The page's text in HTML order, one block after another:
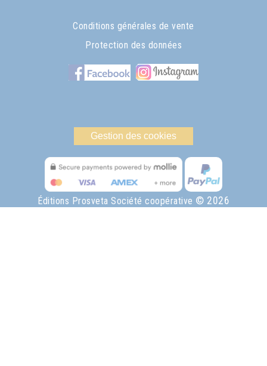
Conditions générales de vente
Protection des données
Gestion des cookies
Éditions Prosveta Société coopérative © 2026